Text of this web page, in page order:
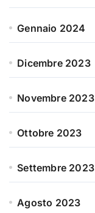
Gennaio 2024
Dicembre 2023
Novembre 2023
Ottobre 2023
Settembre 2023
Agosto 2023